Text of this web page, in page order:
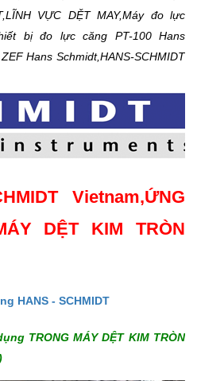
VỰC DỆT MAY,Máy đo lực
bị đo lực căng PT-100 Hans
Hans Schmidt,HANS-SCHMIDT
Vietnam,ỨNG
DỆT KIM TRÒN
HANS - SCHMIDT
TRONG MÁY DỆT KIM TRÒN